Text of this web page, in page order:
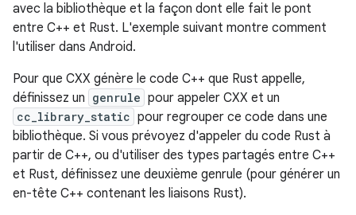
avec la bibliothèque et la façon dont elle fait le pont
entre C++ et Rust. L'exemple suivant montre comment
l'utiliser dans Android.
Pour que CXX génère le code C++ que Rust appelle,
définissez un genrule pour appeler CXX et un
cc_library_static pour regrouper ce code dans une
bibliothèque. Si vous prévoyez d'appeler du code Rust à
partir de C++, ou d'utiliser des types partagés entre C++
et Rust, définissez une deuxième genrule (pour générer un
en-tête C++ contenant les liaisons Rust).